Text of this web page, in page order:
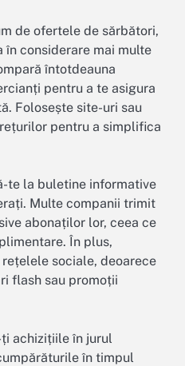
de ofertele de sărbători,
considerare mai multe
întotdeauna
pentru a te asigura
Folosește site-uri sau
pentru a simplifica
te la buletine informative
Multe companii trimit
abonaților lor, ceea ce
În plus,
sociale, deoarece
flash sau promoții
achizițiile în jurul
în timpul